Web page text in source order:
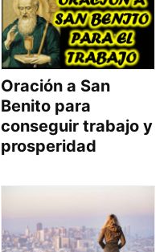
Oración a San
Benito para
conseguir trabajo y
prosperidad